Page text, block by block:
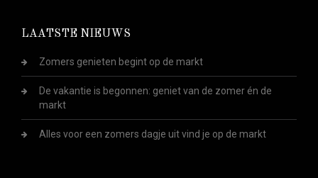
LAATSTE NIEUWS
Zomers genieten begint op de markt
De vakantie is begonnen: geniet van de zomer én de
markt
Alles voor een zomers dagje uit vind je op de markt